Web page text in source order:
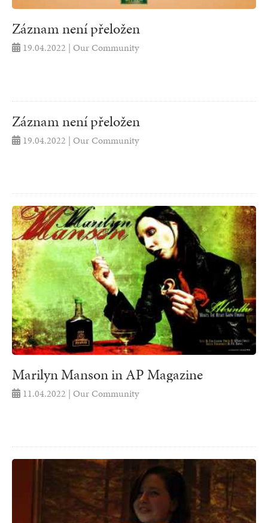
Záznam není přeložen
19.04.2022 | Our Community
Záznam není přeložen
19.04.2022 | Our Community
Marilyn Manson in AP Magazine
11.04.2022 | Our Community